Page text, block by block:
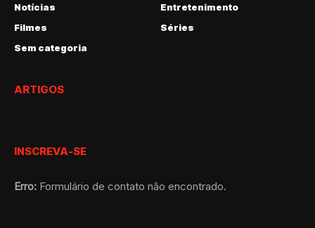
Notícias
Entretenimento
Filmes
Séries
Sem categoria
ARTIGOS
INSCREVA-SE
Erro: Formulário de contato não encontrado.